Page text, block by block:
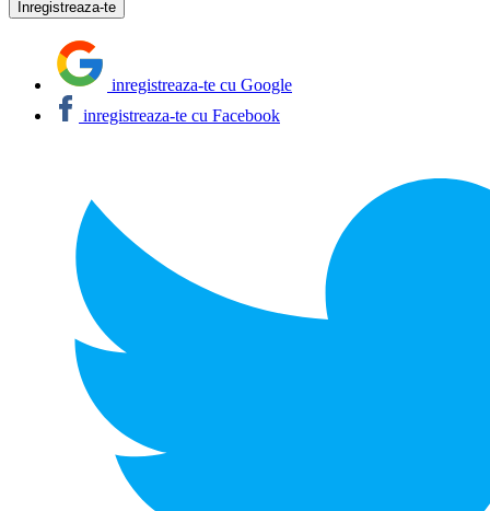
inregistreaza-te cu Google
inregistreaza-te cu Facebook